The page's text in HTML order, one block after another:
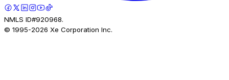
NMLS ID#920968.
© 1995-2026 Xe Corporation Inc.